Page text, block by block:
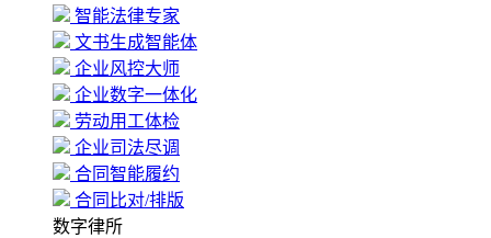
智能法律专家
文书生成智能体
企业风控大师
企业数字一体化
劳动用工体检
企业司法尽调
合同智能履约
合同比对/排版
数字律所